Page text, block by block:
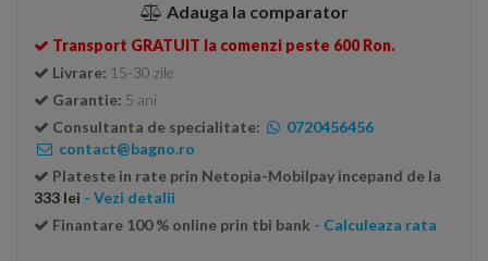
Adauga la comparator
Transport GRATUIT la comenzi peste 600 Ron.
Livrare: 15-30 zile
Garantie: 5 ani
Consultanta de specialitate:
0720456456
contact@bagno.ro
Plateste in rate prin Netopia-Mobilpay incepand de la
333 lei - Vezi detalii
Finantare 100 % online prin tbi bank - Calculeaza rata